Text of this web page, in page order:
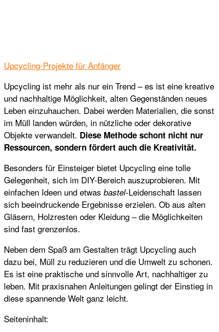
Upcycling-Projekte für Anfänger
Upcycling ist mehr als nur ein Trend – es ist eine kreative
und nachhaltige Möglichkeit, alten Gegenständen neues
Leben einzuhauchen. Dabei werden Materialien, die sonst
im Müll landen würden, in nützliche oder dekorative
Objekte verwandelt. Diese Methode schont nicht nur
Ressourcen, sondern fördert auch die Kreativität.
Besonders für Einsteiger bietet Upcycling eine tolle
Gelegenheit, sich im DIY-Bereich auszuprobieren. Mit
einfachen Ideen und etwas bastel-Leidenschaft lassen
sich beeindruckende Ergebnisse erzielen. Ob aus alten
Gläsern, Holzresten oder Kleidung – die Möglichkeiten
sind fast grenzenlos.
Neben dem Spaß am Gestalten trägt Upcycling auch
dazu bei, Müll zu reduzieren und die Umwelt zu schonen.
Es ist eine praktische und sinnvolle Art, nachhaltiger zu
leben. Mit praxisnahen Anleitungen gelingt der Einstieg in
diese spannende Welt ganz leicht.
Seiteninhalt: